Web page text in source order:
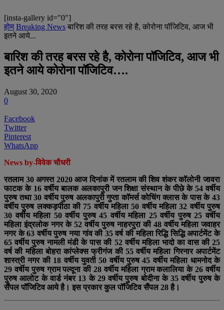
[insta-gallery id="0"]
होम Breaking News बारिश की तरह बरस रहे है, कोरोना पॉजिटिव, आज भी
इतने आये...
बारिश की तरह बरस रहे है, कोरोना पॉजिटिव, आज भी
इतने आये कोरोना पॉजिटिव….
August 30, 2020
0
Facebook
Twitter
Pinterest
WhatsApp
News by-विवेक चौधरी
रतलाम 30 अगस्त 2020 आज दिनांक में रतलाम की शिव शंकर कॉलोनी जावरा
फाटक के 16 वर्षीय बालक अलकापुरी जन शिक्षा संस्थान के पीछे के 54 वर्षीय
पुरुष तथा 30 वर्षीय पुरुष अलकापुरी गुप्ता कॉमर्स कोचिंग क्लास के पास के 43
वर्षीय पुरुष लक्कड़पीठा की 75 वर्षीय महिला 50 वर्षीय महिला 32 वर्षीय पुरुष
30 वर्षीय महिला 50 वर्षीय पुरुष 45 वर्षीय महिला 25 वर्षीय पुरुष 25 वर्षीय
महिला इंद्रलोक नगर के 52 वर्षीय पुरुष नाहरपुरा की 48 वर्षीय महिला जवाहर
नगर के 63 वर्षीय पुरुष नया गांव की 35 वर्ष की महिला रिद्धि सिद्धि अपार्टमेंट के
65 वर्षीय पुरुष नामली मंडी के पास की 52 वर्षीय महिला भादो का वास की 25
वर्ष की महिला बोहरा कांप्लेक्स फ्रीगंज की 55 वर्षीय महिला गिरनार अपार्टमेंट
शास्त्री नगर की 18 वर्षीय युवती 50 वर्षीय पुरुष 45 वर्षीय महिला धामनोद के
29 वर्षीय पुरुष ग्राम पल्दूना की 28 वर्षीय महिला ग्राम कलालिया के 26 वर्षीय
पुरुष आलोट के वार्ड नंबर 13 के 29 वर्षीय पुरुष बोदीना के 35 वर्षीय पुरुष के
सैंपल पॉजिटिव आये है। इस प्रकार कुल पॉजिटिव सैंपल 28 है।